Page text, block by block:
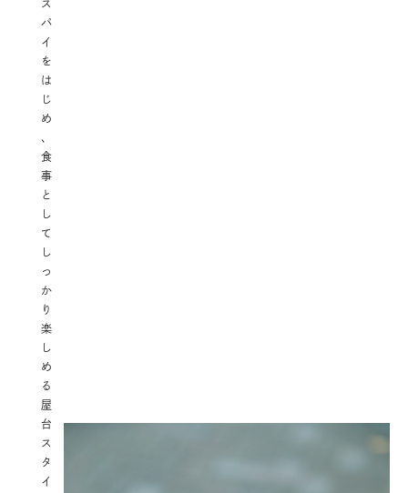
ス
パ
イ
を
は
じ
め
、
食
事
と
し
て
し
っ
か
り
楽
し
め
る
屋
台
ス
タ
イ